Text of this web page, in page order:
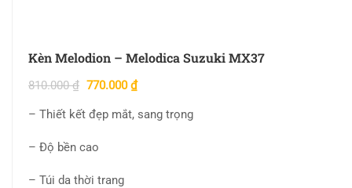
Kèn Melodion – Melodica Suzuki MX37
810.000₫ 770.000₫
– Thiết kết đẹp mắt, sang trọng
– Độ bền cao
– Túi da thời trang